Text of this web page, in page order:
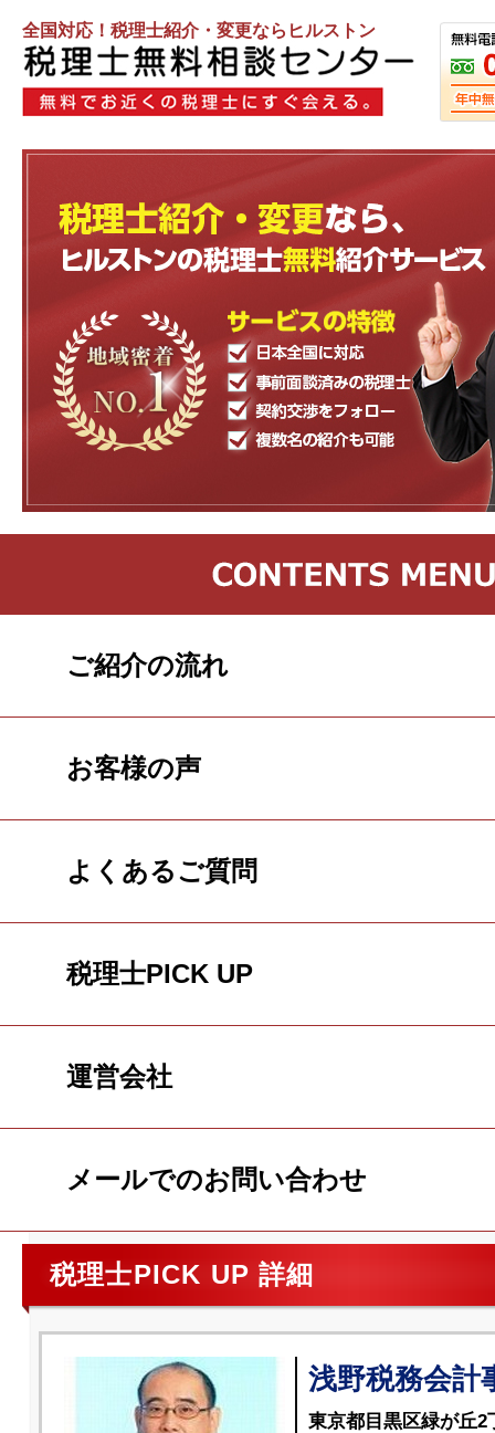
全国対応！税理士紹介・変更ならヒルストン
ご紹介の流れ
お客様の声
よくあるご質問
税理士PICK UP
運営会社
メールでのお問い合わせ
税理士PICK UP 詳細
浅野税務会計
東京都目黒区緑が丘2